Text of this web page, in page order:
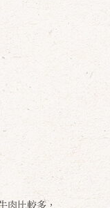
肉比較多，